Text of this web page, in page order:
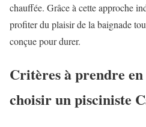
chauffée. Grâce à cette approche
profiter du plaisir de la baignade
conçue pour durer.
Critères à prendre
choisir un pisciniste